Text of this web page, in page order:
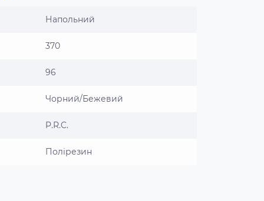
Напольний
370
96
Чорний/Бежевий
P.R.C.
Полірезин